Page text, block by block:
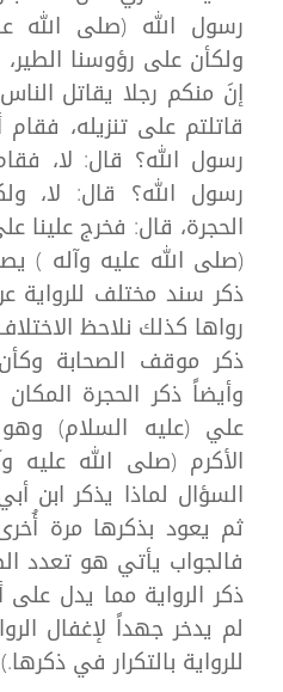
رسول الله (صلى الله
ولكأن على رؤوسنا الطير،
إنَ منكم رجلا يقاتل
قاتلتم على تنزيله،
رسول الله؟ قال: لا،
رسول الله؟ قال: لا،
الحجرة، قال: فخرج علينا
(صلى الله عليه وآله )
ذكر سند مختلف للرواية
رواها كذلك نلاحظ
ذكر موقف الصحابة
وأيضاً ذكر الحجرة
علي (عليه السلام)
الأكرم (صلى الله عليه
السؤال لماذا يذكر ابن
ثم يعود بذكرها مرة
فالجواب يأتي هو تعدد
ذكر الرواية مما يدل
لم يدخر جهداً لإغفال
للرواية بالتكرار في